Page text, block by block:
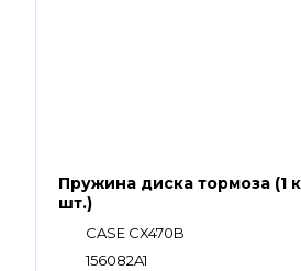
Пружина диска тормоза (1
шт.)
CASE CX470B
156082A1